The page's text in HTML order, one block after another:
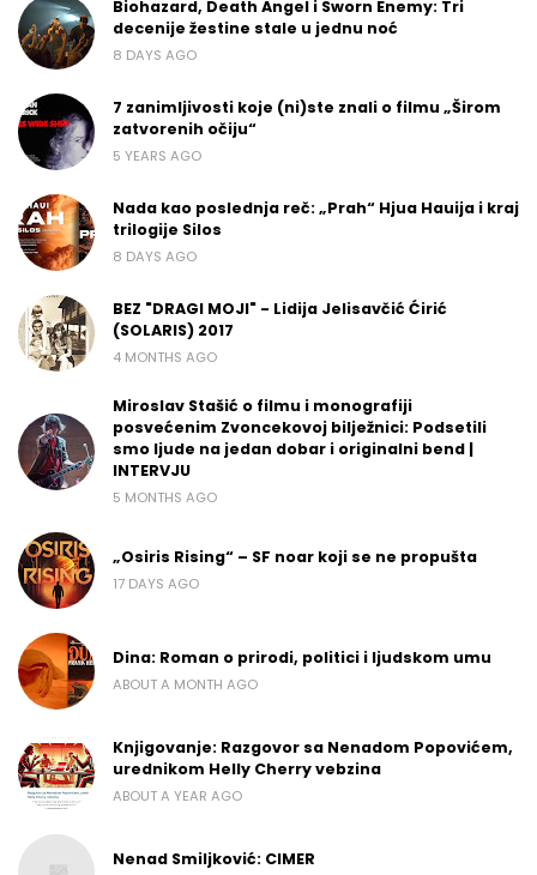
Biohazard, Death Angel i Sworn Enemy: Tri
decenije žestine stale u jednu noć
8 DAYS AGO
7 zanimljivosti koje (ni)ste znali o filmu „Širom
zatvorenih očiju“
5 YEARS AGO
Nada kao poslednja reč: „Prah“ Hjua Hauija i kraj
trilogije Silos
8 DAYS AGO
BEZ "DRAGI MOJI" - Lidija Jelisavčić Ćirić
(SOLARIS) 2017
4 MONTHS AGO
Miroslav Stašić o filmu i monografiji
posvećenim Zvoncekovoj bilježnici: Podsetili
smo ljude na jedan dobar i originalni bend |
INTERVJU
5 MONTHS AGO
„Osiris Rising“ – SF noar koji se ne propušta
17 DAYS AGO
Dina: Roman o prirodi, politici i ljudskom umu
ABOUT A MONTH AGO
Knjigovanje: Razgovor sa Nenadom Popovićem,
urednikom Helly Cherry vebzina
ABOUT A YEAR AGO
Nenad Smiljković: CIMER